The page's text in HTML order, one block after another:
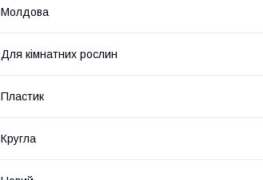
Молдова
Для кімнатних рослин
Пластик
Кругла